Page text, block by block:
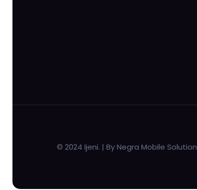
© 2024 Ijeni. | By Negra Mobile Solution